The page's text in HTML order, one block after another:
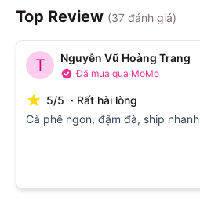
Top Review (37 đánh giá)
T Nguyễn Vũ Hoàng Trang
Đã mua qua MoMo
5/5 · Rất hài lòng
Cà phê ngon, đậm đà, ship nhanh